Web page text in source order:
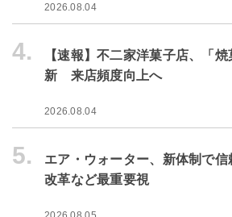
2026.08.04
4.
【速報】不二家洋菓子店、「
新 来店頻度向上へ
2026.08.04
5.
エア・ウォーター、新体制で
改革など最重要視